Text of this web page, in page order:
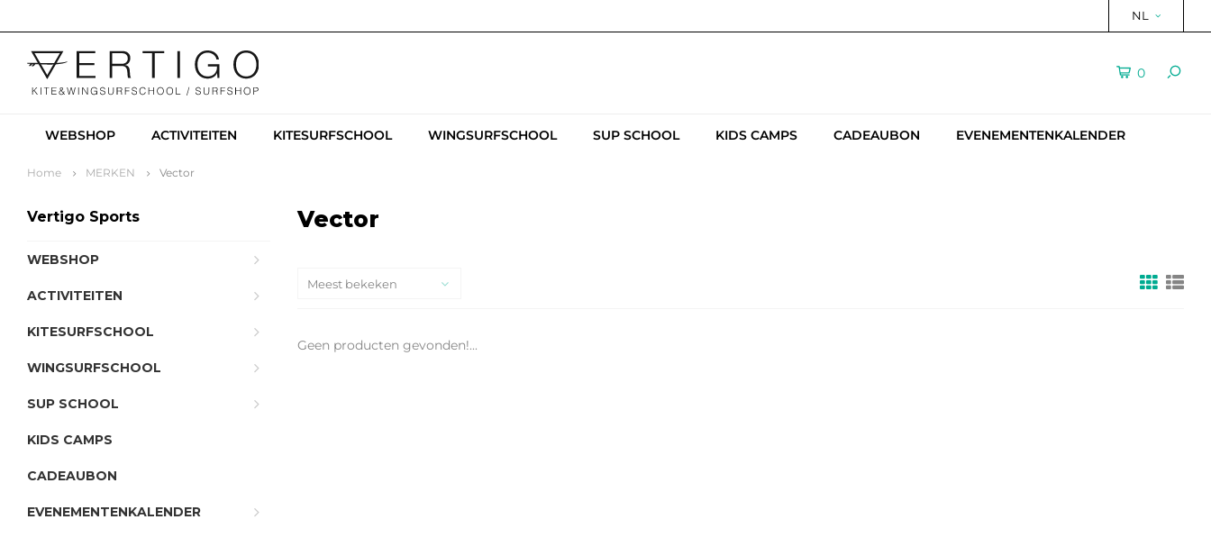
NL
0
WEBSHOP ACTIVITEITEN KITESURFSCHOOL WINGSURFSCHOOL SUP SCHOOL KIDS CAMPS CADEAUBON EVENEMENTENKALENDER
Home MERKEN Vector
Vertigo Sports
WEBSHOP
ACTIVITEITEN
KITESURFSCHOOL
WINGSURFSCHOOL
SUP SCHOOL
KIDS CAMPS
CADEAUBON
EVENEMENTENKALENDER
Vector
Meest bekeken
Geen producten gevonden!...